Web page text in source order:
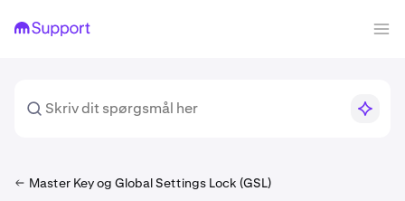
Master Key og Global Settings Lock (GSL)